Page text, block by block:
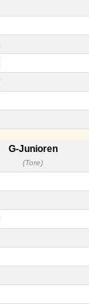
G-Junioren
(Tore)